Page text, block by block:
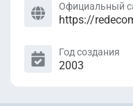
Официальный
https://
Год создания
2003